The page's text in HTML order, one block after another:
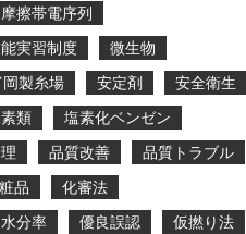
摩擦帯電序列
実習制度
微生物
製糸場 安定剤
安全衛生
類
塩素化ベンゼン
品質改善
品質トラブル
品
化審法
分率 優良誤認
仮撚り法